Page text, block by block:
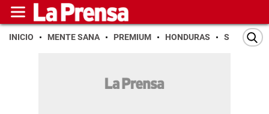
INICIO MENTE SANA PREMIUM HONDURAS SAN PEDRO